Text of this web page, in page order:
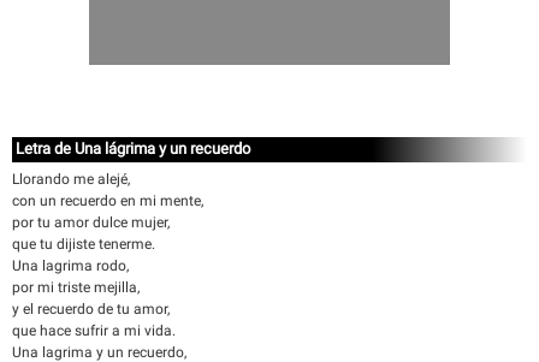
Letra de Una lágrima y un recuerdo
Llorando me alejé,
con un recuerdo en mi mente,
por tu amor dulce mujer,
que tu dijiste tenerme.
Una lagrima rodo,
por mi triste mejilla,
y el recuerdo de tu amor,
que hace sufrir a mi vida.
Una lagrima y un recuerdo,